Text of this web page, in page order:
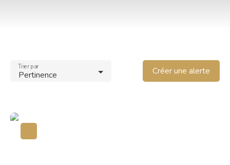
Localisation
Surface min (m²)
Pertinence
Trier par Créer une alerte